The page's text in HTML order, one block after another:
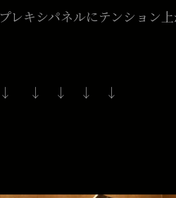
プレキシパネルにテンション上
↓ ↓ ↓ ↓ ↓